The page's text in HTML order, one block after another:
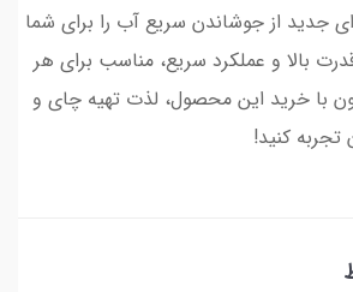
جدید از جوشاندن سریع آب را برای شما
بالا و عملکرد سریع، مناسب برای هر
با خرید این محصول، لذت تهیه چای و
تجربه کنید!